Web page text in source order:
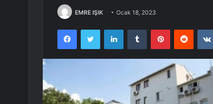
EMRE IŞIK Ocak 18, 2023
FacebookTwitter LinkedInTumblr PinterestReddit